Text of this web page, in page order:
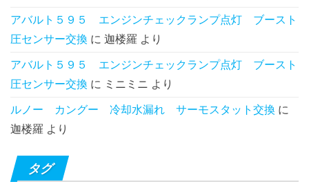
アバルト５９５ エンジンチェックランプ点灯 ブースト
圧センサー交換 に 迦楼羅 より
アバルト５９５ エンジンチェックランプ点灯 ブースト
圧センサー交換 に ミニミニ より
ルノー カングー 冷却水漏れ サーモスタット交換 に
迦楼羅 より
タグ